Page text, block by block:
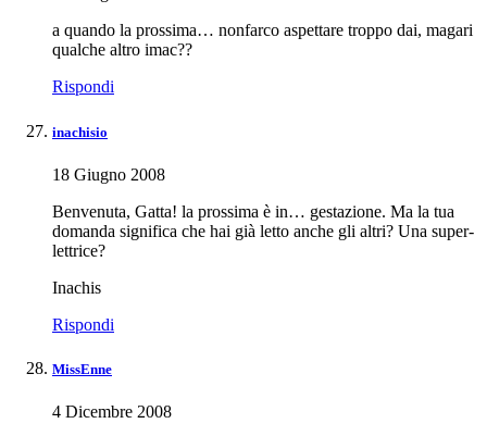
a quando la prossima… nonfarco aspettare troppo dai, magari
qualche altro imac??
Rispondi
inachisio
18 Giugno 2008
Benvenuta, Gatta! la prossima è in… gestazione. Ma la tua
domanda significa che hai già letto anche gli altri? Una super-
lettrice?
Inachis
Rispondi
MissEnne
4 Dicembre 2008